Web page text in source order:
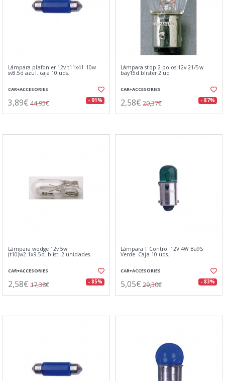
Lámpara plafonier 12v t11x41 10w
sv8.5d azul. caja 10 uds.
CAR+ACCESORIES
3,89€ 44,95€ - 91%
Lámpara stop 2 polos 12v 21/5w
bay15d.blister 2 ud
CAR+ACCESORIES
2,58€ 20,37€ - 87%
Lámpara wedge 12v 5w
(t10)w2.1x9.5d. blist. 2 unidades.
CAR+ACCESORIES
2,58€ 17,38€ - 85%
Lámpara T.Control 12V 4W Ba9S
Verde. Caja 10 uds.
CAR+ACCESORIES
5,05€ 29,30€ - 83%